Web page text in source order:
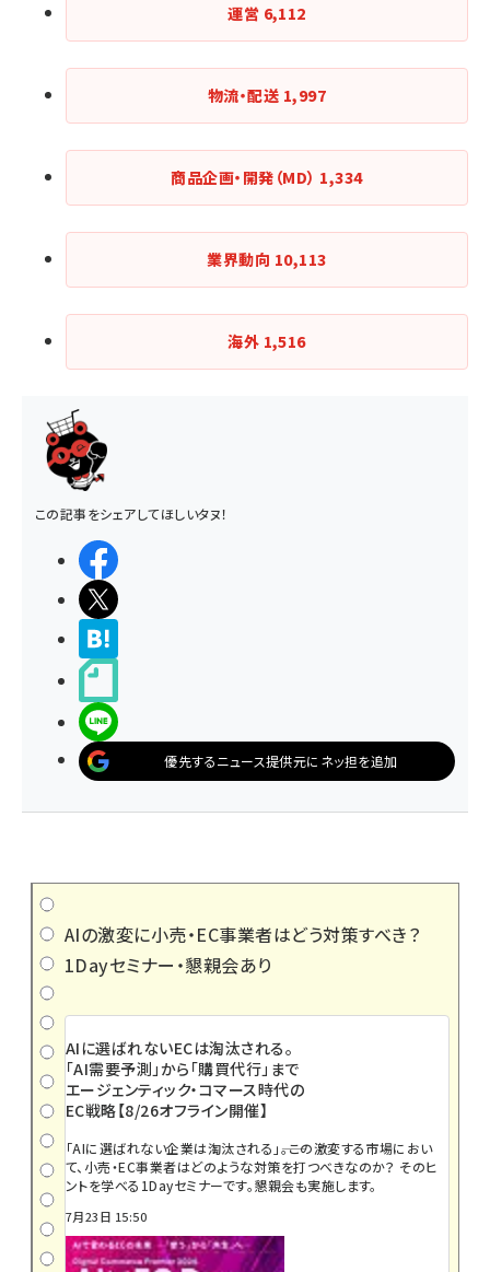
運営 6,112
物流・配送 1,997
商品企画・開発（MD） 1,334
業界動向 10,113
海外 1,516
この記事をシェアしてほしいタヌ！
優先するニュース提供元にネッ担を追加
AIの激変に小売・EC事業者はどう対策すべき？
1Dayセミナー・懇親会あり
AIに選ばれないECは淘汰される。
「AI需要予測」から「購買代行」まで
エージェンティック・コマース時代の
EC戦略【8/26オフライン開催】
「AIに選ばれない企業は淘汰される」――。この激変する市場におい
て、小売・EC事業者はどのような対策を打つべきなのか？ そのヒ
ントを学べる1Dayセミナーです。懇親会も実施します。
7月23日 15:50